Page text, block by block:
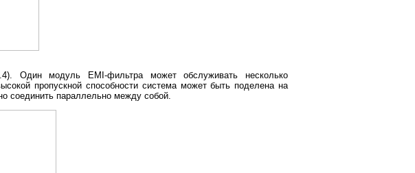
Один модуль EMI-фильтра может обслуживать несколько
пропускной способности система может быть поделена на
соединить параллельно между собой.